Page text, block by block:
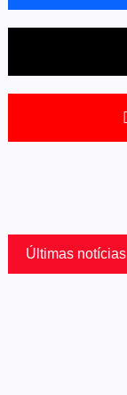
Últimas notícias